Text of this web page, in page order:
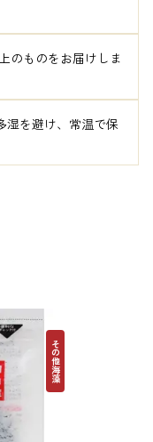
のものをお届けしま
湿を避け、常温で保
その他海藻